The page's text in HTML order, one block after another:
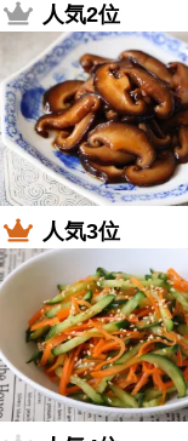
人気2位
人気3位